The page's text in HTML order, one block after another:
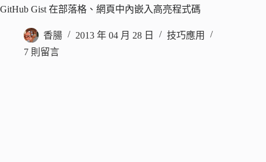
容
GitHub Gist 在部落格、網頁中內嵌入高亮程式碼
香腸 2013 年 04 月 28 日
技巧應用
7 則留言